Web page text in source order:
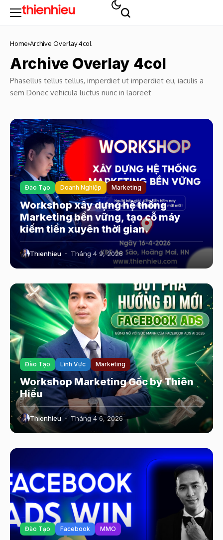
Home Archive Overlay 4col
Archive Overlay 4col
Phasellus tellus tellus, imperdiet ut imperdiet eu, iaculis a
sem Donec vehicula luctus nunc in laoreet
Đào Tạo Doanh Nghiệp Marketing
Workshop xây dựng hệ thống
Marketing bền vững, tạo cỗ máy
kiếm tiền xuyên thời gian.
Thienhieu Tháng 4 9, 2026
Đào Tạo Lĩnh Vực Marketing
Workshop Marketing Gốc by Thiên
Hiếu
Thienhieu Tháng 4 6, 2026
Đào Tạo Facebook MMO